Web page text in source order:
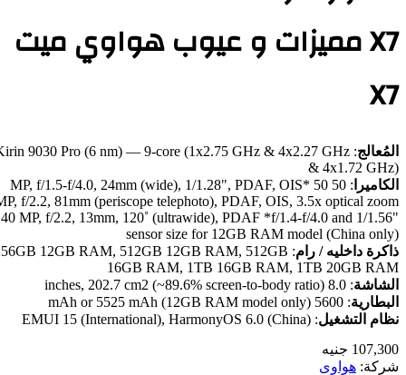
X7 مميزات و عيوب هواوي ميت
جنيه
هواوى
:
Kirin 9030 Pro (6 nm) — 9-core (1x2.75 GHz & 4x2.27 GHz
& 4x1.72
:
50 MP, f/1.5-f/4.0, 24mm (wide), 1/1.28", PDAF, OIS* 50
MP, f/2.2, 81mm (periscope telephoto), PDAF, OIS, 3.5x optical
40 MP, f/2.2, 13mm, 120˚ (ultrawide), PDAF *f/1.4-f/4.0 and 1/
sensor size for 12GB RAM model (China
داخليه / رام :
256GB 12GB RAM, 512GB 12GB RAM, 512GB
16GB RAM, 1TB 16GB RAM, 1TB 20GB
:
8.0 inches, 202.7 cm2 (~89.6% screen-to-body ratio)
:
5600 mAh or 5525 mAh (12GB RAM model only)
التشغيل:
EMUI 15 (International), HarmonyOS 6.0 (China)